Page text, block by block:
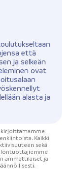
että
ja selkeän
ovat
alasta ja
Kaikki
sekä
ammattilaiset ja